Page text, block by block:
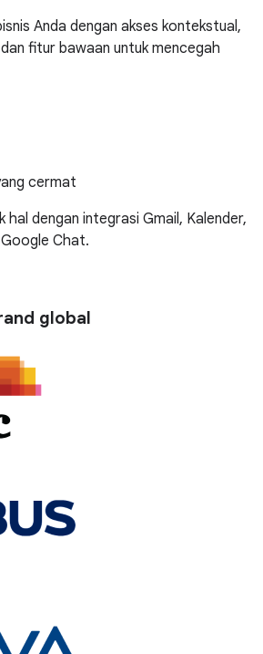
Anda dengan akses kontekstual,
fitur bawaan untuk mencegah
cermat
hal dengan integrasi Gmail, Kalender,
Chat.
global